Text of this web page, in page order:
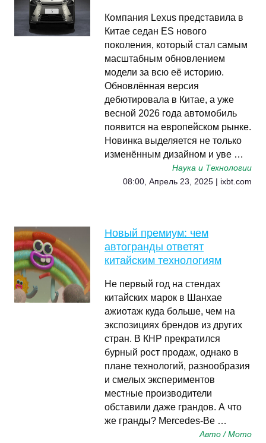
Компания Lexus представила в
Китае седан ES нового
поколения, который стал самым
масштабным обновлением
модели за всю её историю.
Обновлённая версия
дебютировала в Китае, а уже
весной 2026 года автомобиль
появится на европейском рынке.
Новинка выделяется не только
изменённым дизайном и уве …
Наука и Технологии
08:00, Апрель 23, 2025 | ixbt.com
Новый премиум: чем
автогранды ответят
китайским технологиям
Не первый год на стендах
китайских марок в Шанхае
ажиотаж куда больше, чем на
экспозициях брендов из других
стран. В КНР прекратился
бурный рост продаж, однако в
плане технологий, разнообразия
и смелых экспериментов
местные производители
обставили даже грандов. А что
же гранды? Mercedes-Be …
Авто / Мото